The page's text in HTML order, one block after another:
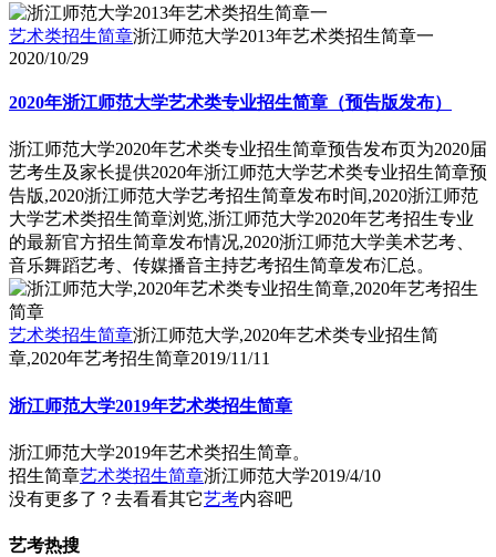
艺术类招生简章浙江师范大学2013年艺术类招生简章一
2020/10/29
2020年浙江师范大学艺术类专业招生简章（预告版发布）
浙江师范大学2020年艺术类专业招生简章预告发布页为2020届
艺考生及家长提供2020年浙江师范大学艺术类专业招生简章预
告版,2020浙江师范大学艺考招生简章发布时间,2020浙江师范
大学艺术类招生简章浏览,浙江师范大学2020年艺考招生专业
的最新官方招生简章发布情况,2020浙江师范大学美术艺考、
音乐舞蹈艺考、传媒播音主持艺考招生简章发布汇总。
艺术类招生简章浙江师范大学,2020年艺术类专业招生简
章,2020年艺考招生简章2019/11/11
浙江师范大学2019年艺术类招生简章
浙江师范大学2019年艺术类招生简章。
招生简章艺术类招生简章浙江师范大学2019/4/10
没有更多了？去看看其它艺考内容吧
艺考热搜